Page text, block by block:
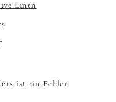
Linen
ist ein Fehler